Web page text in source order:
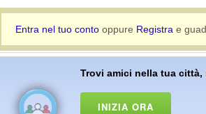
Entra nel tuo contooppure Registra e
Trovi amici nella tua
INIZIA ORA